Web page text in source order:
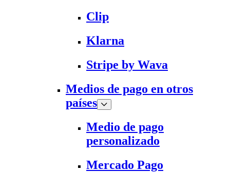
Clip
Klarna
Stripe by Wava
Medios de pago en otros
países
Medio de pago
personalizado
Mercado Pago